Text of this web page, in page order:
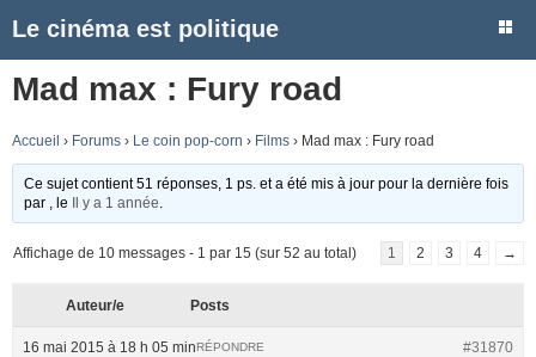
Le cinéma est politique
Mad max : Fury road
Accueil › Forums › Le coin pop-corn › Films › Mad max : Fury road
Ce sujet contient 51 réponses, 1 ps. et a été mis à jour pour la dernière fois
par
, le Il y a 1 année
Affichage de 10 messages - 1 par 15 (sur 52 au total) 1 2 3 4 →
Auteur/e Posts
16 mai 2015 à 18 h 05 min #31870
RÉPONDRE